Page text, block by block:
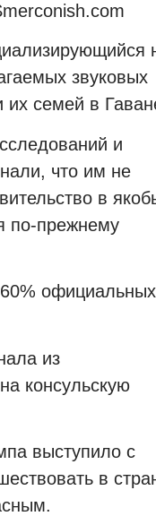
звуковых
их семей в
и
что им не
в
по-прежнему
официальных
из
консульскую
выступило с
в